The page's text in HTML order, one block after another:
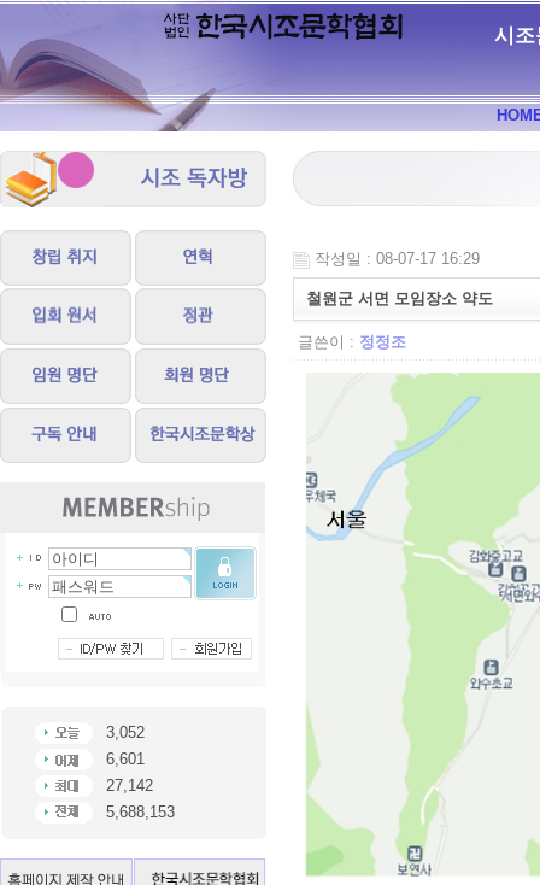
시조
3,052
6,601
27,142
5,688,153
작성일 : 08-07-17 16:29
철원군 서면 모임장소 약도
글쓴이 : 정정조